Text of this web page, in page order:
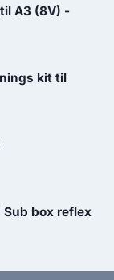
A3 (8V) -
kit til
kr..
Sub box reflex